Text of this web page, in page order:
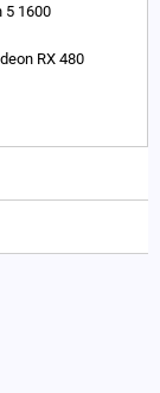
5 1600
RX 480